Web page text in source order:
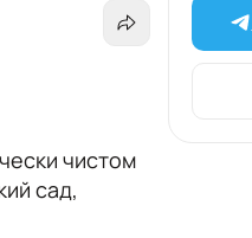
чистом
сад,